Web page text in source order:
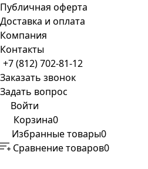
Публичная оферта
Доставка и оплата
Компания
Контакты
+7 (812) 702-81-12
Заказать звонок
Задать вопрос
Войти
Корзина0
Избранные товары0
Сравнение товаров0